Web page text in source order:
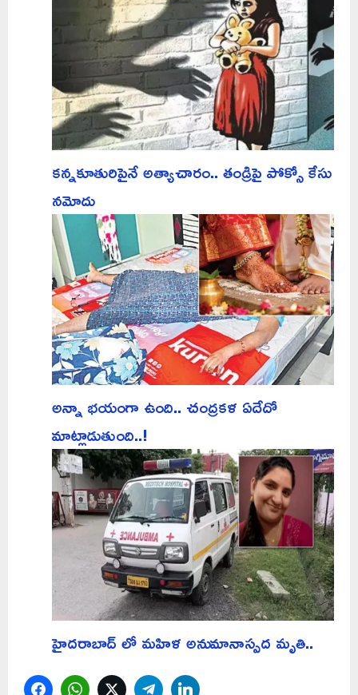
కన్నకూతురిపైనే అత్యాచారం.. తండ్రిపై పోక్సో కేసు
నమోదు
అన్నా భయంగా ఉంది.. చంద్రకళ ఏదేదో
మాట్లాడుతుంది..!
హైదరాబాద్ లో మహిళ అనుమానాస్పద మృతి..
FacebookWhatsAppTwitterTelegram